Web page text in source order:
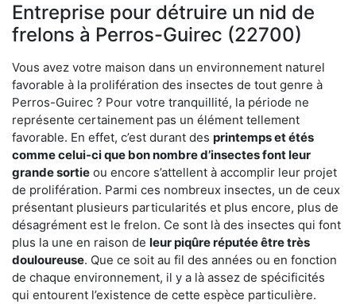
Entreprise pour détruire un nid de
frelons à Perros-Guirec (22700)
Vous avez votre maison dans un environnement naturel
favorable à la prolifération des insectes de tout genre à
Perros-Guirec ? Pour votre tranquillité, la période ne
représente certainement pas un élément tellement
favorable. En effet, c’est durant des printemps et étés
comme celui-ci que bon nombre d’insectes font leur
grande sortie ou encore s’attellent à accomplir leur projet
de prolifération. Parmi ces nombreux insectes, un de ceux
présentant plusieurs particularités et plus encore, plus de
désagrément est le frelon. Ce sont là des insectes qui font
plus la une en raison de leur piqûre réputée être très
douloureuse. Que ce soit au fil des années ou en fonction
de chaque environnement, il y a là assez de spécificités
qui entourent l’existence de cette espèce particulière.